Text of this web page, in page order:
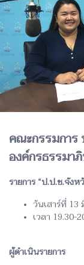
คณะกรรมการ
องค์กรธรรมา
รายการ “ป.ป.ช.จังห
วันเสาร์ที่ 13
เวลา 19.30-
ผู้ดำเนินรายการ